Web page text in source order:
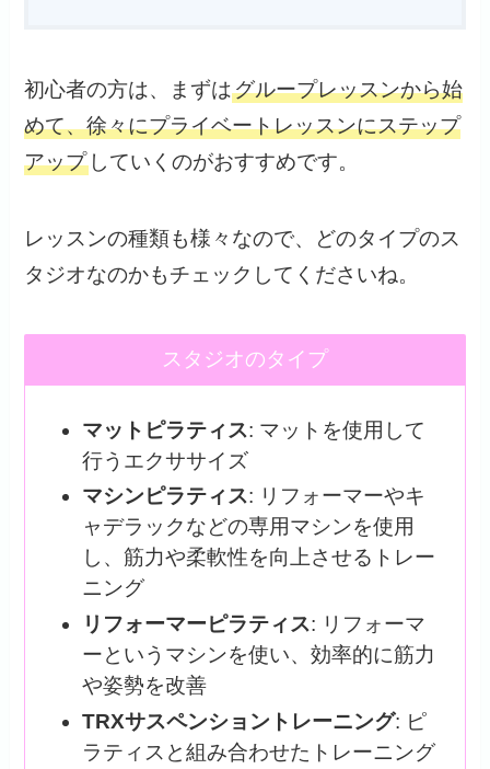
初心者の方は、まずはグループレッスンから始
めて、徐々にプライベートレッスンにステップ
アップ していくのがおすすめです。
レッスンの種類も様々なので、どのタイプのス
タジオなのかもチェックしてくださいね。
スタジオのタイプ
マットピラティス: マットを使用して
行うエクササイズ
マシンピラティス: リフォーマーやキ
ャデラックなどの専用マシンを使用
し、筋力や柔軟性を向上させるトレー
ニング
リフォーマーピラティス: リフォーマ
ーというマシンを使い、効率的に筋力
や姿勢を改善
TRXサスペンショントレーニング: ピ
ラティスと組み合わせたトレーニング